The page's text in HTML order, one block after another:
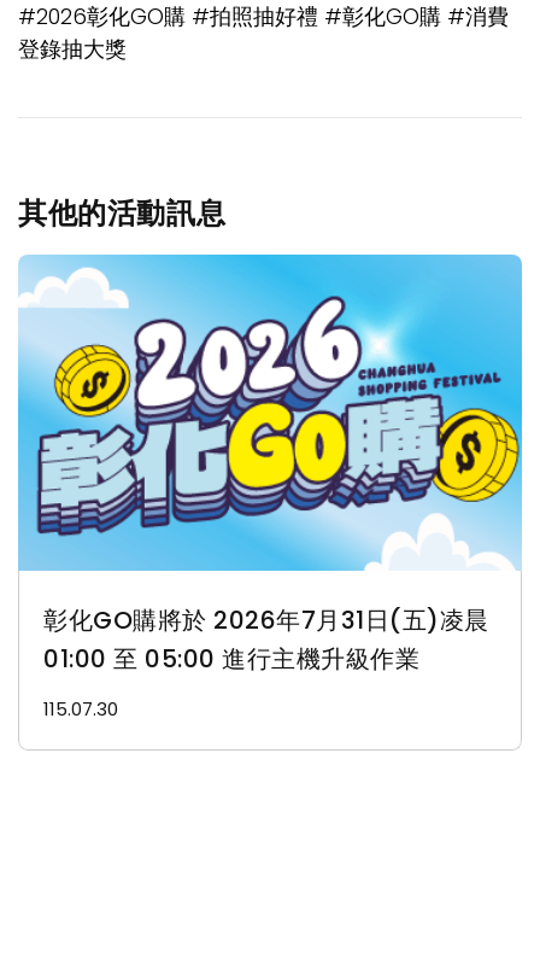
#2026彰化GO購 #拍照抽好禮 #彰化GO購 #消費
登錄抽大獎
其他的活動訊息
彰化GO購將於 2026年7月31日(五)凌晨
01:00 至 05:00 進行主機升級作業
115.07.30